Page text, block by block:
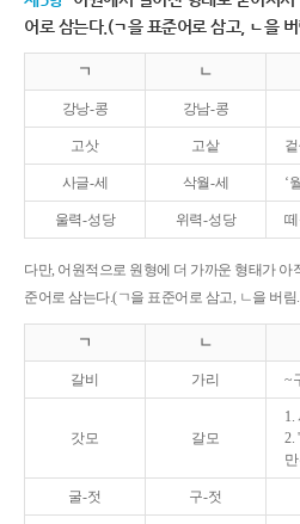
어로 삼는다.(ㄱ을 표준어로 삼고, ㄴ을
ㄱ ㄴ
강낭-콩 강남-콩
고삿 고샅
사글-세 삭월-세 ‘
울력-성당 위력-성당
다만, 어원적으로 원형에 더 가까운 형태가 아
준어로 삼는다.(ㄱ을 표준어로 삼고, ㄴ을 버림
ㄱ ㄴ
갈비 가리 ~
갓모 갈모
1.
2.
굴-젓 구-젓